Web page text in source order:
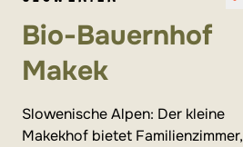
Bio-Bauernhof
Makek
Slowenische Alpen: Der kleine
Makekhof bietet Familienzimmer,